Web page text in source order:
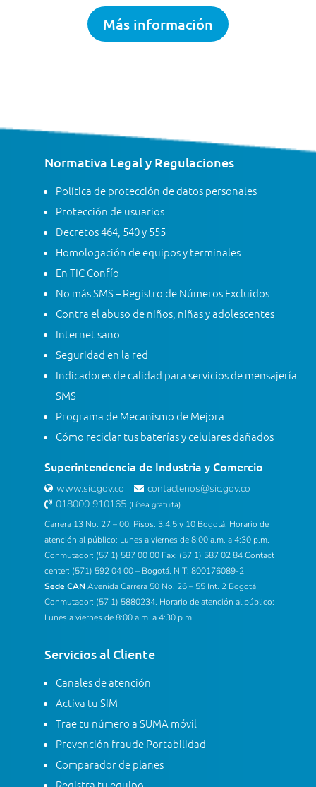
Más información
Normativa Legal y Regulaciones
Política de protección de datos personales
Protección de usuarios
Decretos 464, 540 y 555
Homologación de equipos y terminales
En TIC Confío
No más SMS – Registro de Números Excluidos
Contra el abuso de niños, niñas y adolescentes
Internet sano
Seguridad en la red
Indicadores de calidad para servicios de mensajería
SMS
Programa de Mecanismo de Mejora
Cómo reciclar tus baterías y celulares dañados
Superintendencia de Industria y Comercio
www.sic.gov.co
contactenos@sic.gov.co
018000 910165 (Línea gratuita)
Carrera 13 No. 27 – 00, Pisos. 3,4,5 y 10 Bogotá. Horario de
atención al público: Lunes a viernes de 8:00 a.m. a 4:30 p.m.
Conmutador: (57 1) 587 00 00 Fax: (57 1) 587 02 84 Contact
center: (571) 592 04 00 – Bogotá. NIT: 800176089-2
Sede CAN Avenida Carrera 50 No. 26 – 55 Int. 2 Bogotá
Conmutador: (57 1) 5880234. Horario de atención al público:
Lunes a viernes de 8:00 a.m. a 4:30 p.m.
Servicios al Cliente
Canales de atención
Activa tu SIM
Trae tu número a SUMA móvil
Prevención fraude Portabilidad
Comparador de planes